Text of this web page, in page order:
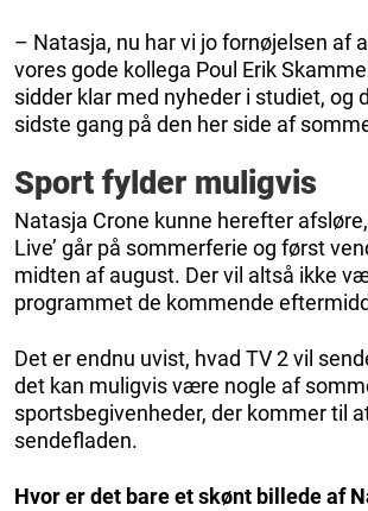
– Natasja, nu har vi jo fornøjelsen af
vores gode kollega Poul Erik
sidder klar med nyheder i studiet, og
sidste gang på den her side af
Sport fylder muligvis
Natasja Crone kunne herefter afsløre,
Live’ går på sommerferie og først
midten af august. Der vil altså ikke
programmet de kommende
Det er endnu uvist, hvad TV 2 vil
det kan muligvis være nogle af
sportsbegivenheder, der kommer til
sendefladen.
Hvor er det bare et skønt billede af